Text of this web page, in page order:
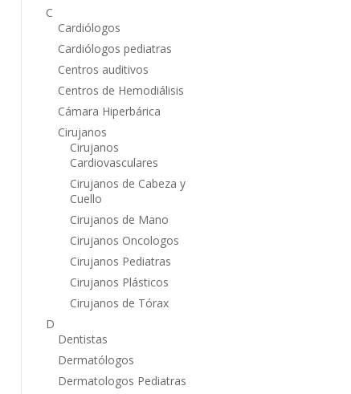
C
Cardiólogos
Cardiólogos pediatras
Centros auditivos
Centros de Hemodiálisis
Cámara Hiperbárica
Cirujanos
Cirujanos
Cardiovasculares
Cirujanos de Cabeza y
Cuello
Cirujanos de Mano
Cirujanos Oncologos
Cirujanos Pediatras
Cirujanos Plásticos
Cirujanos de Tórax
D
Dentistas
Dermatólogos
Dermatologos Pediatras